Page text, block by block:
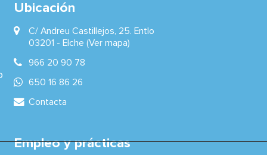
Ubicación
C/ Andreu Castillejos, 25. Entlo
03201 -Elche (Ver mapa)
966 20 90 78
650 16 86 26
Contacta
Empleo y prácticas